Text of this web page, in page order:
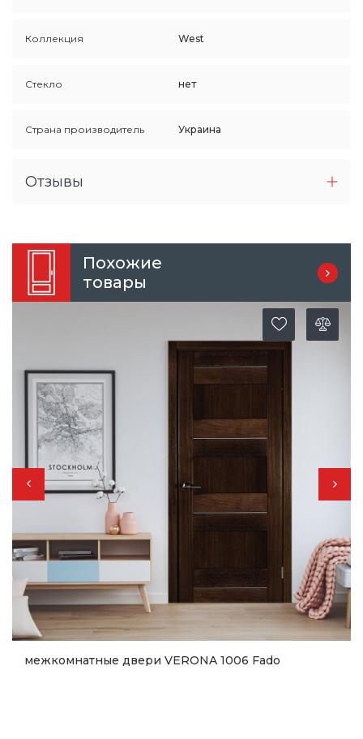
Коллекция West
Стекло нет
Страна производитель Украина
Отзывы
Похожие
товары
межкомнатные двери VERONA 1006 Fado